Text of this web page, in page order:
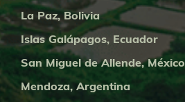
La Paz, Bolivia
Islas Galápagos, Ecuador
San Miguel de Allende, México
Mendoza, Argentina